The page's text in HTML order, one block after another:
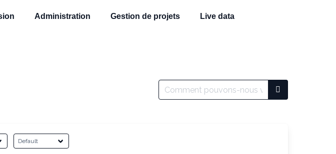
Administration Gestion de projets Live data